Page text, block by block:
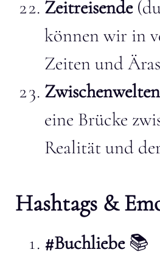
Zeitreisende
können wir in
Zeiten und
Zwischenwelten
eine Brücke
Realität und
Hashtags &
#Buchliebe📚